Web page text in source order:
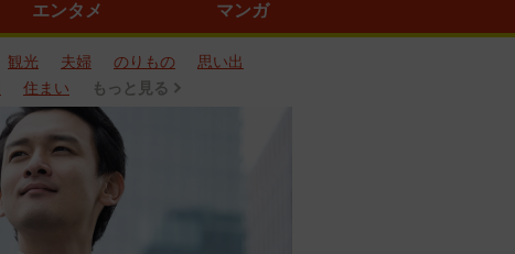
エンタメ マンガ
観光 夫婦 のりもの
思い出
住まい もっと見る